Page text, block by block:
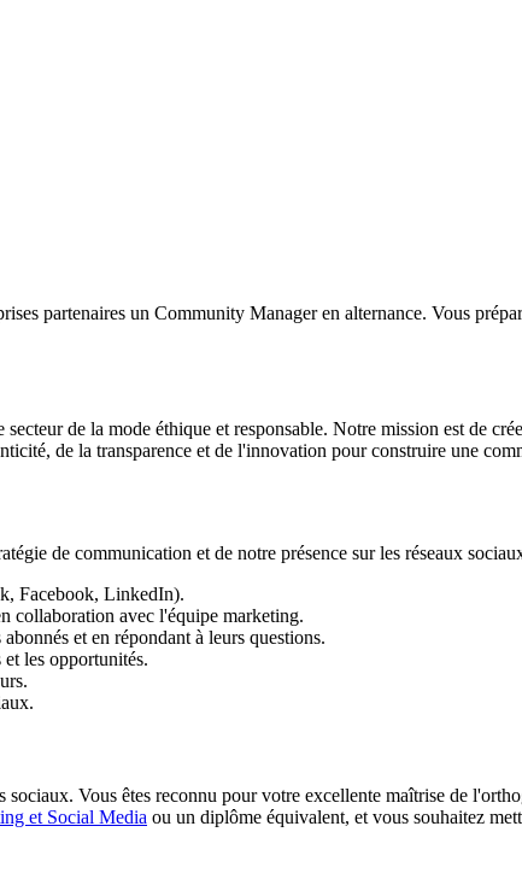
partenaires un Community Manager en alternance. Vous
de la mode éthique et responsable. Notre mission est de
de la transparence et de l'innovation pour construire une
de communication et de notre présence sur les réseaux
Facebook, LinkedIn).
collaboration avec l'équipe marketing.
et en répondant à leurs questions.
les opportunités.
Vous êtes reconnu pour votre excellente maîtrise de
et Social Media ou un diplôme équivalent, et vous souhaitez